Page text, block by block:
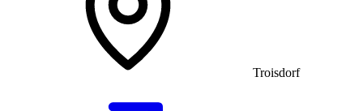
Troisdorf